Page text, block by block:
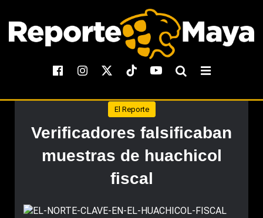
El Reporte
Verificadores falsificaban
muestras de huachicol
fiscal